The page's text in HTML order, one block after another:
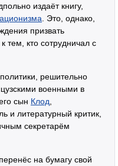
издаёт книгу,
. Это, однако,
призвать
тем, кто сотрудничал с
решительно
военными в
его сын Клод
и литературный критик,
секретарём
перенёс на бумагу свой